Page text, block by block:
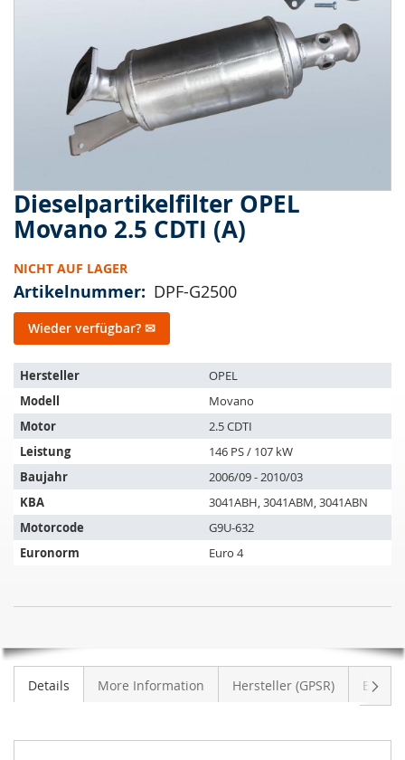
Dieselpartikelfilter OPEL
Movano 2.5 CDTI (A)
NICHT AUF LAGER
Artikelnummer DPF-G2500
Wieder verfügbar? ✉
Der
Artikel
passt
auf
folgende
Fahrzeuge:
Hersteller
OPEL
Modell
Movano
Motor
2.5 CDTI
Leistung
146 PS / 107 kW
Baujahr
2006/09 - 2010/03
KBA
3041ABH, 3041ABM, 3041ABN
Motorcode
G9U-632
Euronorm
Euro 4
Movano
2.5
CDTI
LAGER
Zum
Anfang
der
springen
Details More Information Hersteller (GPSR)